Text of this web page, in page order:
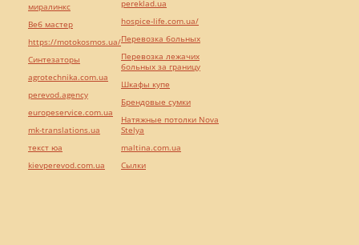
миралинкс
Веб мастер
https://motokosmos.ua/
Синтезаторы
agrotechnika.com.ua
perevod.agency
europeservice.com.ua
mk-translations.ua
текст юа
kievperevod.com.ua
pereklad.ua
hospice-life.com.ua/
Перевозка больных
Перевозка лежачих
больных за границу
Шкафы купе
Брендовые сумки
Натяжные потолки Nova
Stelya
maltina.com.ua
Cылки